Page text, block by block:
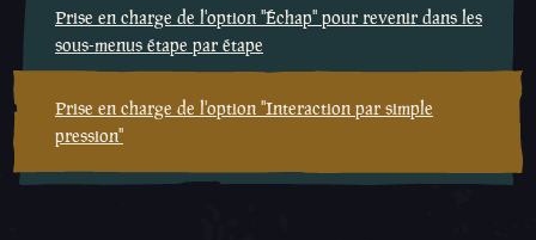
Prise en charge de l'option ''Échap'' pour revenir dans les
sous-menus étape par étape
Prise en charge de l'option ''Interaction par simple
pression''